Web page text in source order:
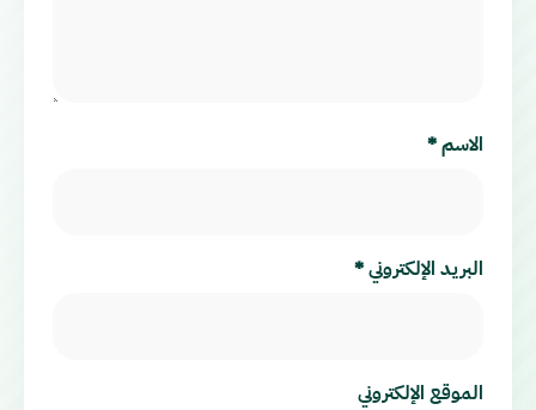
الاسم*
البريد الإلكتروني*
الموقع الإلكتروني